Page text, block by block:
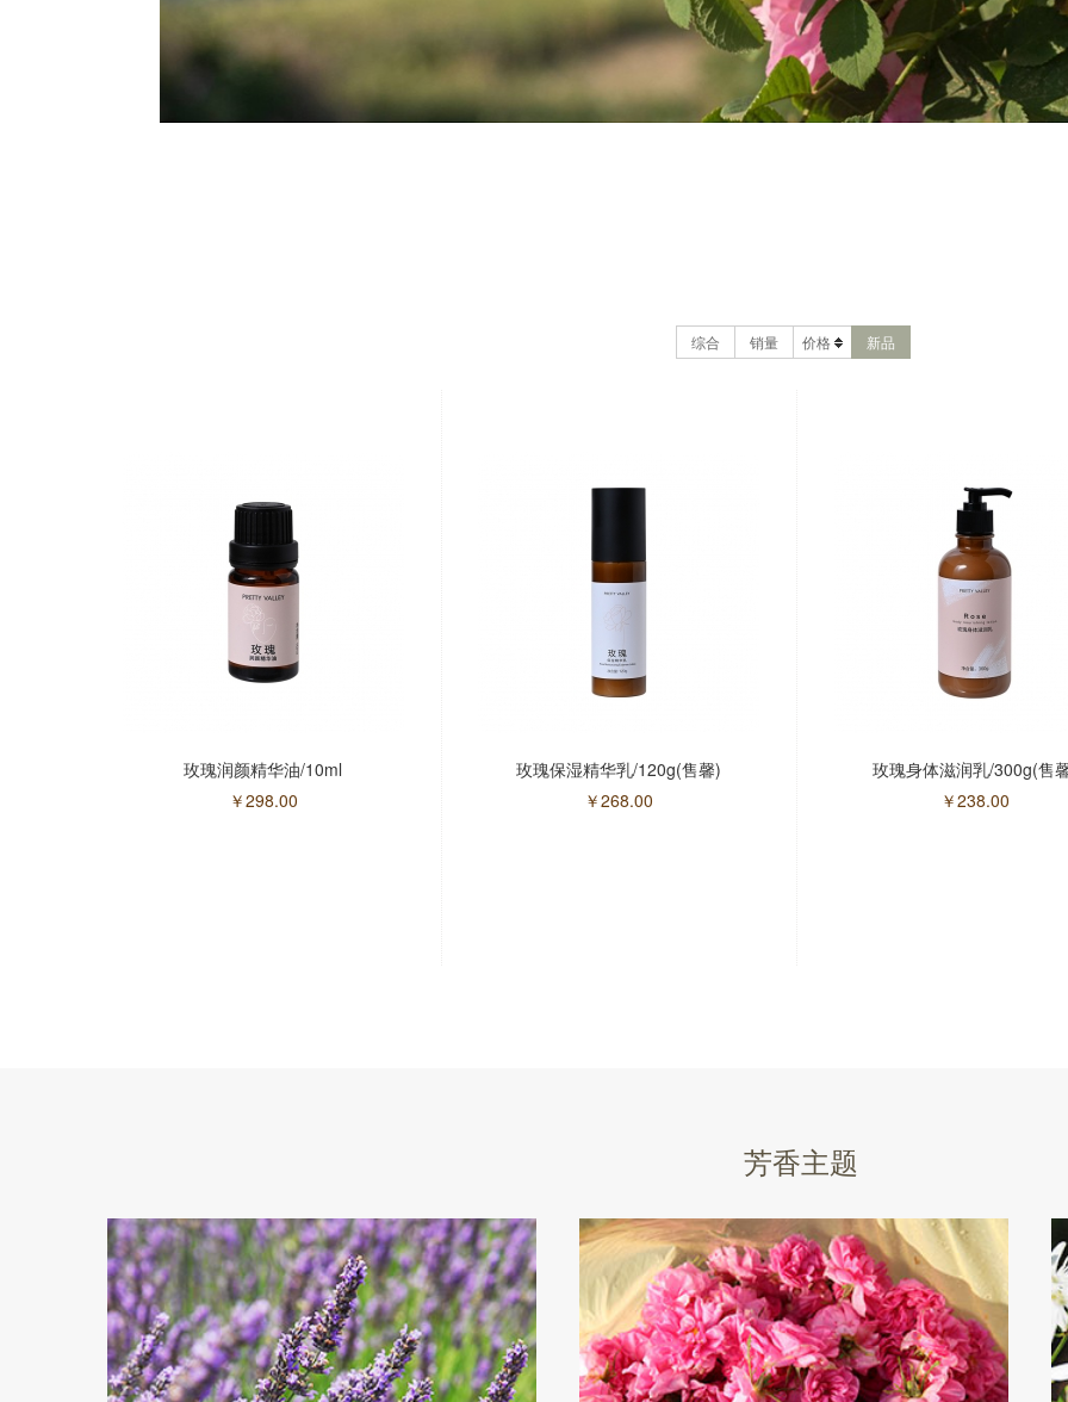
综合 销量 价格 新品
玫瑰润颜精华油/10ml
￥298.00
玫瑰保湿精华乳/120g(售馨)
￥268.00
玫瑰身体滋润乳/300g(售
￥238.00
芳香主题